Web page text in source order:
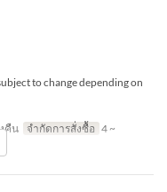
to change depending on
คืน จำกัดการสั่งซื้อ 4 ~